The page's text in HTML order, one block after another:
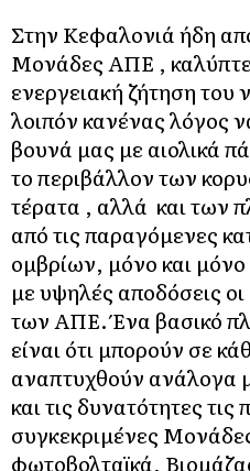
Στην Κεφαλονιά ήδη
Μονάδες ΑΠΕ ,
ενεργειακή ζήτηση του
λοιπόν κανένας λόγος
βουνά μας με αιολικά
το περιβάλλον των
τέρατα , αλλά και των
από τις παραγόμενες
ομβρίων, μόνο και
με υψηλές αποδόσεις οι
των ΑΠΕ. Ένα βασικό
είναι ότι μπορούν σε
αναπτυχθούν ανάλογα
και τις δυνατότητες τις
συγκεκριμένες
φωτοβολταϊκά,